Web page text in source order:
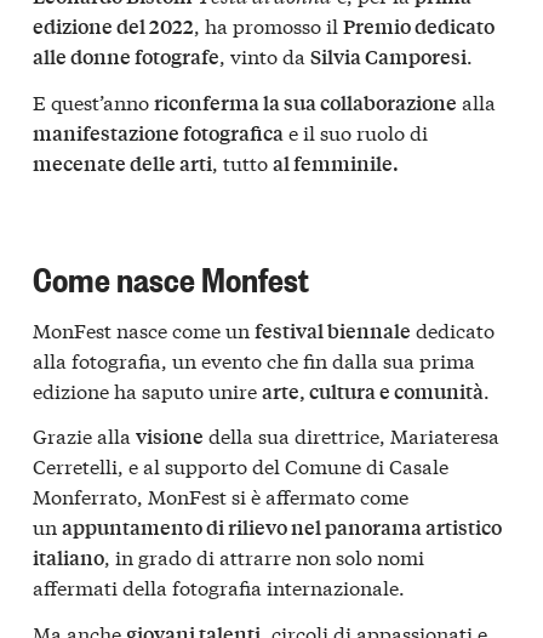
edizione del 2022, ha promosso il Premio dedicato
alle donne fotografe, vinto da Silvia Camporesi.
E quest’annoriconferma la sua collaborazione alla
manifestazione fotograficae il suo ruolo di
mecenate delle arti, tuttoal femminile.
Come nasce Monfest
MonFest nasce come un festival biennale dedicato
alla fotografia, un evento che fin dalla sua prima
edizione ha saputo unirearte, cultura e comunità.
Grazie alla visione della sua direttrice, Mariateresa
Cerretelli, e al supporto del Comune di Casale
Monferrato, MonFest si è affermato come
un appuntamento di rilievo nel panorama artistico
italiano, in grado di attrarre non solo nomi
affermati della fotografia internazionale.